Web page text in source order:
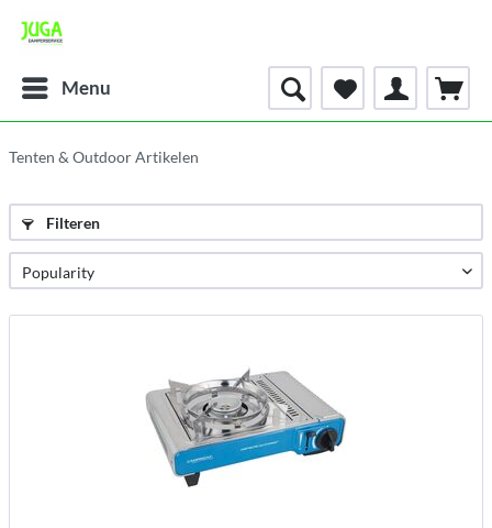
Menu
Tenten & Outdoor Artikelen
Filteren